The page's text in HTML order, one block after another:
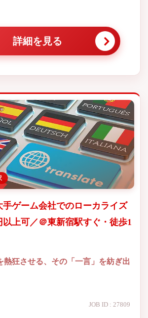
詳細を見る
手ゲーム会社でのローカライズ
以上可／＠東新宿駅すぐ・徒歩1
熱狂させる、その「一言」を紡ぎ出
JOB ID : 27809